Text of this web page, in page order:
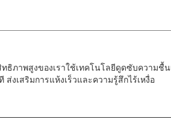
ธิภาพสูงของเราใช้เทคโนโลยีดูดซับความชื้น
ส่งเสริมการแห้งเร็วและความรู้สึกไร้เหงื่อ